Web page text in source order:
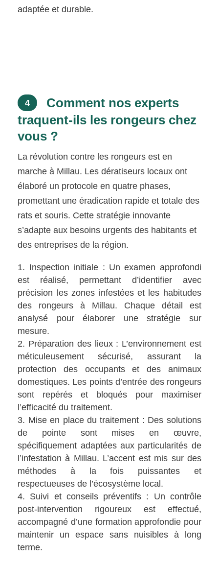
adaptée et durable.
4
Comment nos experts
traquent-ils les rongeurs chez
vous ?
La révolution contre les rongeurs est en
marche à Millau. Les dératiseurs locaux ont
élaboré un protocole en quatre phases,
promettant une éradication rapide et totale des
rats et souris. Cette stratégie innovante
s’adapte aux besoins urgents des habitants et
des entreprises de la région.
Inspection initiale : Un examen approfondi
est réalisé, permettant d’identifier avec
précision les zones infestées et les habitudes
des rongeurs à Millau. Chaque détail est
analysé pour élaborer une stratégie sur
mesure.
Préparation des lieux : L’environnement est
méticuleusement sécurisé, assurant la
protection des occupants et des animaux
domestiques. Les points d’entrée des rongeurs
sont repérés et bloqués pour maximiser
l’efficacité du traitement.
Mise en place du traitement : Des solutions
de pointe sont mises en œuvre,
spécifiquement adaptées aux particularités de
l’infestation à Millau. L’accent est mis sur des
méthodes à la fois puissantes et
respectueuses de l’écosystème local.
Suivi et conseils préventifs : Un contrôle
post-intervention rigoureux est effectué,
accompagné d’une formation approfondie pour
maintenir un espace sans nuisibles à long
terme.